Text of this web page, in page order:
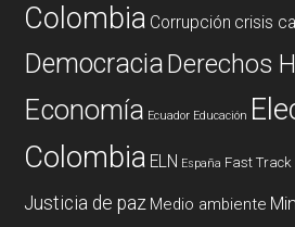
Colombia Corrupción crisis
DemocraciaDerechos
Economía Ecuador Educación
Colombia ELN España Fast Track
Justicia de paz Medio ambiente